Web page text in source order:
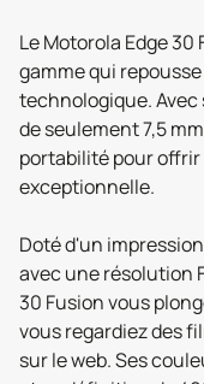
Le Motorola Edge
gamme qui
technologique.
de seulement 7,5
portabilité pour
exceptionnelle.
Doté d'un
avec une résolution
30 Fusion vous
vous regardiez des
sur le web. Ses